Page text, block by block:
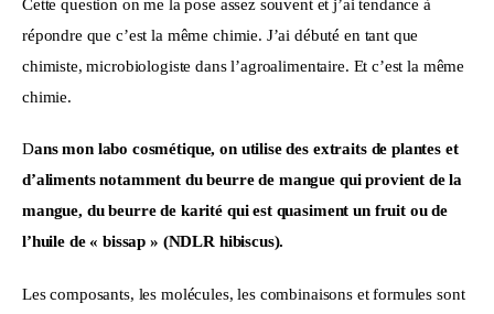
Cette question on me la pose assez souvent et j’ai tendance à
répondre que c’est la même chimie. J’ai débuté en tant que
chimiste, microbiologiste dans l’agroalimentaire. Et c’est la même
chimie.
Dans mon labo cosmétique, on utilise des extraits de plantes et
d’aliments notamment du beurre de mangue qui provient de la
mangue, du beurre de karité qui est quasiment un fruit ou de
l’huile de « bissap » (NDLR hibiscus).
Les composants, les molécules, les combinaisons et formules sont